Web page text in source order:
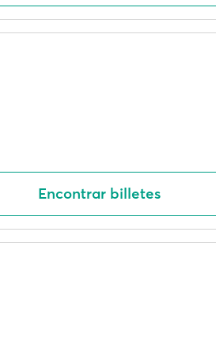
Encontrar billetes